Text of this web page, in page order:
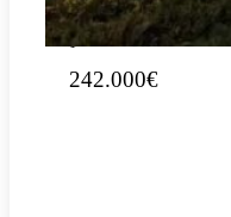
1
1
242.000€